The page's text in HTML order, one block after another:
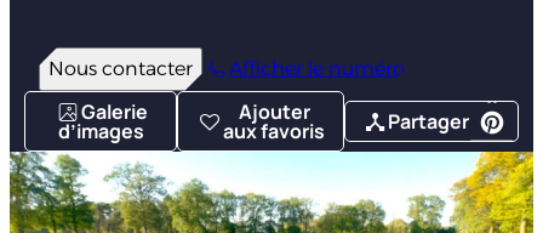
Nous contacter Afficher le numéro
Galerie
d’images
Ajouter
aux favoris Partager